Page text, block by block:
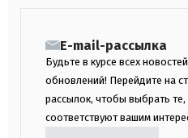
E-mail-рассылка
Будьте в курсе всех
обновлений! Перейдите на
рассылок, чтобы выбрать
соответствуют вашим